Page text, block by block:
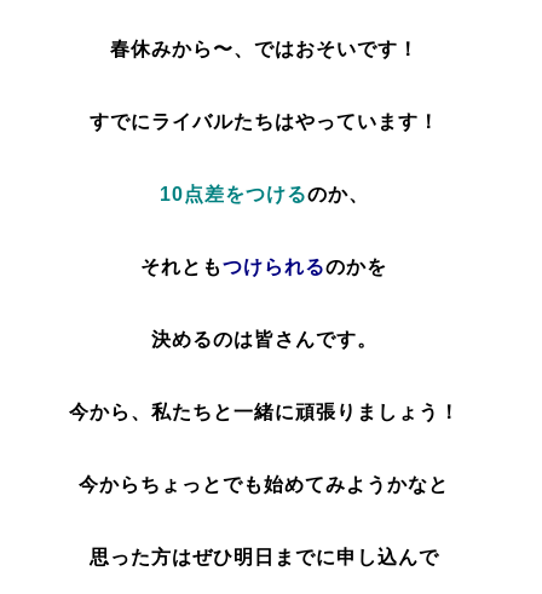
春休みから〜、ではおそいです！
すでにライバルたちはやっています！
10点差をつけるのか、
それともつけられるのかを
決めるのは皆さんです。
今から、私たちと一緒に頑張りましょう！
今からちょっとでも始めてみようかなと
思った方はぜひ明日までに申し込んで